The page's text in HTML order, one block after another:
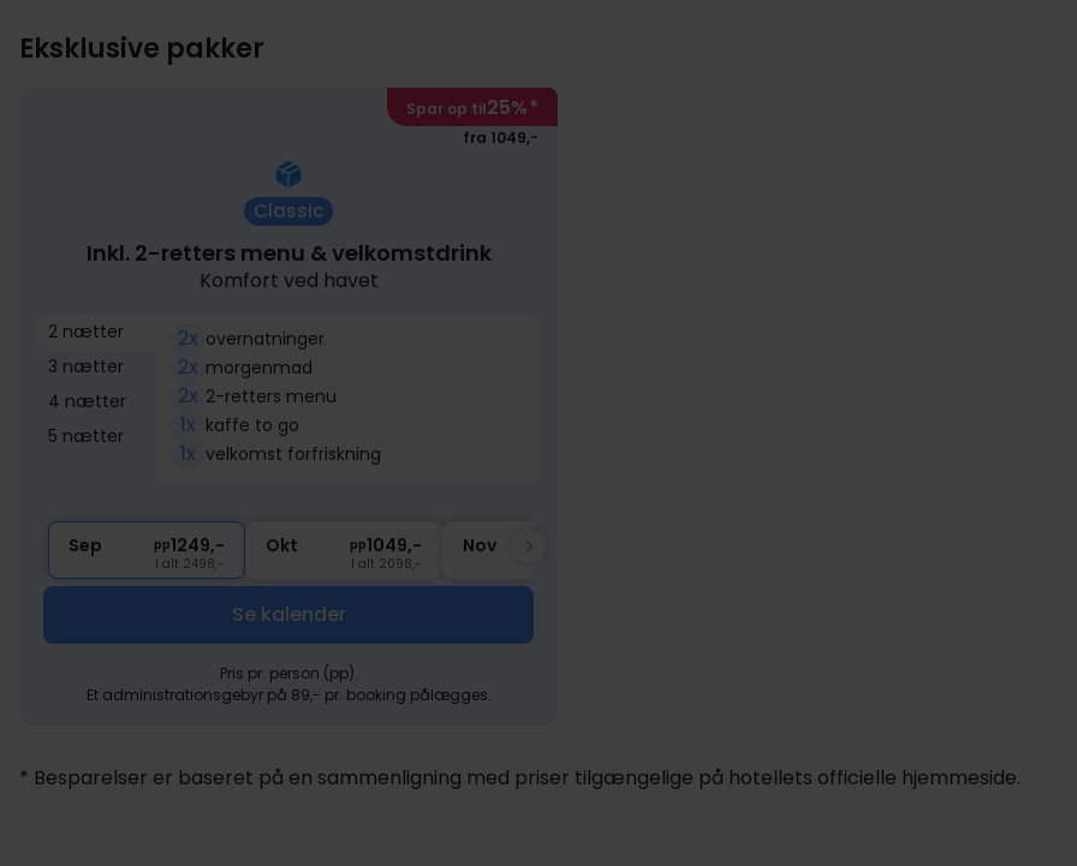
Eksklusive pakker
Spar op til25%*
fra 1049,-
Classic
Inkl. 2-retters menu & velkomstdrink
Komfort ved havet
2 nætter
3 nætter
4 nætter
5 nætter
2x overnatninger
2x morgenmad
2x 2-retters menu
1x kaffe to go
1x velkomst forfriskning
Sep pp1249,-
I alt 2498,-
Okt pp1049,-
I alt 2098,-
Nov
Se kalender
Pris pr. person (pp).
Et administrationsgebyr på 89,- pr. booking pålægges.
* Besparelser er baseret på en sammenligning med priser tilgængelige på hotellets officielle hjemmeside.